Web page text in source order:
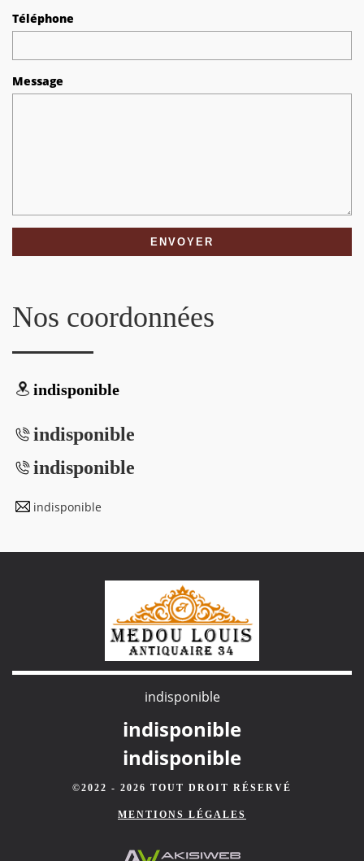
Téléphone
Message
Nos coordonnées
indisponible
indisponible
indisponible
indisponible
indisponible
indisponible
indisponible
©2022 - 2026 TOUT DROIT RÉSERVÉ
MENTIONS LÉGALES